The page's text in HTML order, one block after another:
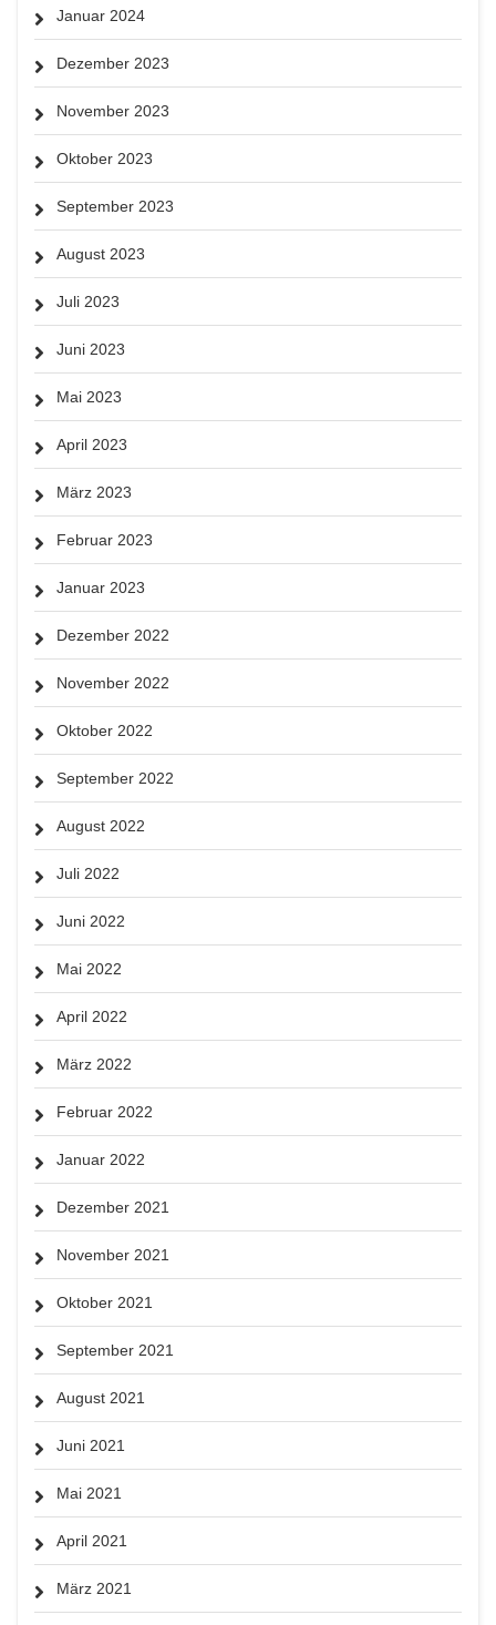
Januar 2024
Dezember 2023
November 2023
Oktober 2023
September 2023
August 2023
Juli 2023
Juni 2023
Mai 2023
April 2023
März 2023
Februar 2023
Januar 2023
Dezember 2022
November 2022
Oktober 2022
September 2022
August 2022
Juli 2022
Juni 2022
Mai 2022
April 2022
März 2022
Februar 2022
Januar 2022
Dezember 2021
November 2021
Oktober 2021
September 2021
August 2021
Juni 2021
Mai 2021
April 2021
März 2021